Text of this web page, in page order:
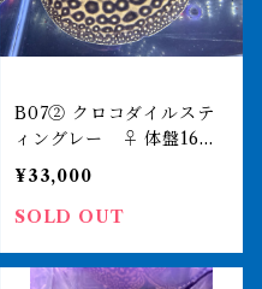
B07② クロコダイルステ
ィングレー ♀ 体盤16㎝
前後
¥33,000
SOLD OUT